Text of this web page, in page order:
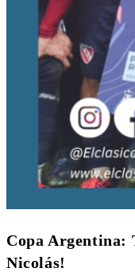
Copa Argentina:
Nicolás!